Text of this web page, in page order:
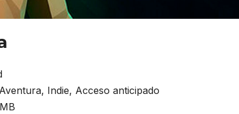
Indie, Acceso anticipado